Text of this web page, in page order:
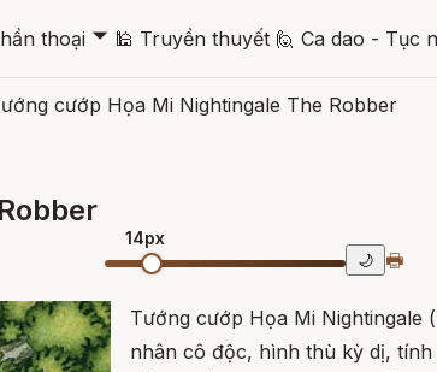
thoại 🞃 🕌 Truyền thuyết 🙋 Ca dao - Tục
cướp Họa Mi Nightingale The Robber
14px
🌙 🖶
Tướng cướp Họa Mi Nightingale
nhân cô độc, hình thù kỳ dị,